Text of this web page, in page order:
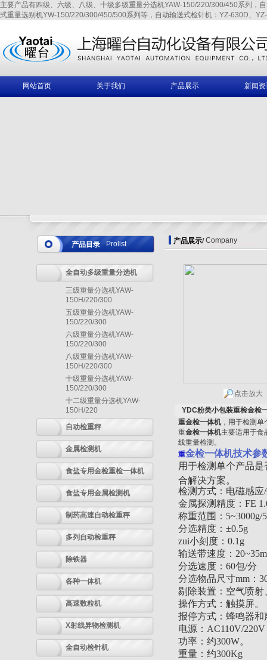
主要产品有四级、六级、八级、十级多级重量分选机YAW-150/220/300/450系列
式重量选别机YW-150/220/300/450/500系列等，自动输送式检针机：YZ-630D、
网站首页 关于我们 产品展示 新闻
产品目录 Prolist
全自动多级重量分选机
三级重量分选机YAW-
150H/220/300
五级重量分选机YAW-
150/220/300
六级重量分选机YAW-
150/220/300
八级重量分选机YAW-
150H/220/300
十级重量分选机YAW-
150/220/300
十二级重量分选机YAW-
150H/220
自动检重秤
金属检测机
食盐专用金检重检一体机
食盐专用金属检测机
制药高速自动检重秤
多列自动检重秤
除铁器
各种一体机
高速数粒机
X射线异物检测机
全自动检针机
产品展示/ Company
点击放大
YDC粉类小包装重检金检
重金检一体机，用于检测单
重金检一体机主要适用于食
线重量检测。
重金检一体机技术参
用于检测单个产品
合解决方案。
检测方式：电磁感
金属探测精度：FE
称重范围：5~3000g/
分选精度：±0.5g
zui小刻度：0.1g
输送带速度：
分选速度：60包/分
分选物品尺寸mm：
剔除装置：空气喷
操作方式：触摸屏。
报停方式：蜂鸣器和
电源：AC110V/
功率：约300W。
重量：约300Kg